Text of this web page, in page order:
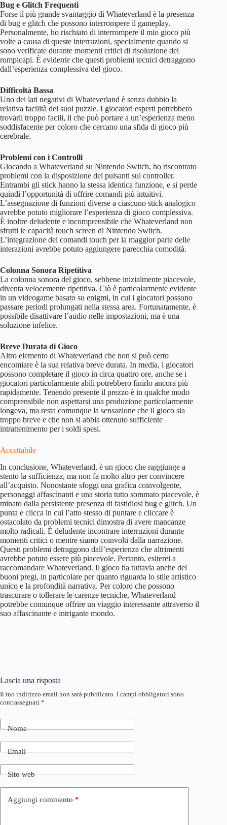
Bug e Glitch Frequenti
Forse il più grande svantaggio di Whateverland è la presenza
di bug e glitch che possono interrompere il gameplay.
Personalmente, ho rischiato di interrompere il mio gioco più
volte a causa di queste interruzioni, specialmente quando si
sono verificate durante momenti critici di risoluzione dei
rompicapi. È evidente che questi problemi tecnici detraggono
dall’esperienza complessiva del gioco.
Difficoltà Bassa
Uno dei lati negativi di Whateverland è senza dubbio la
relativa facilità dei suoi puzzle. I giocatori esperti potrebbero
trovarli troppo facili, il che può portare a un’esperienza meno
soddisfacente per coloro che cercano una sfida di gioco più
cerebrale.
Problemi con i Controlli
Giocando a Whateverland su Nintendo Switch, ho riscontrato
problemi con la disposizione dei pulsanti sul controller.
Entrambi gli stick hanno la stessa identica funzione, e si perde
quindi l’opportunità di offrire comandi più intuitivi.
L’assegnazione di funzioni diverse a ciascuno stick analogico
avrebbe potuto migliorare l’esperienza di gioco complessiva.
È inoltre deludente e incomprensibile che Whateverland non
sfrutti le capacità touch screen di Nintendo Switch.
L’integrazione dei comandi touch per la maggior parte delle
interazioni avrebbe potuto aggiungere parecchia comodità.
Colonna Sonora Ripetitiva
La colonna sonora del gioco, sebbene inizialmente piacevole,
diventa velocemente ripetitiva. Ciò è particolarmente evidente
in un videogame basato su enigmi, in cui i giocatori possono
passare periodi prolungati nella stessa area. Fortunatamente, è
possibile disattivare l’audio nelle impostazioni, ma è una
soluzione infelice.
Breve Durata di Gioco
Altro elemento di Whateverland che non si può certo
encomiare è la sua relativa breve durata. In media, i giocatori
possono completare il gioco in circa quattro ore, anche se i
giocatori particolarmente abili potrebbero finirlo ancora più
rapidamente. Tenendo presente il prezzo è in qualche modo
comprensibile non aspettarsi una produzione particolarmente
longeva, ma resta comunque la sensazione che il gioco sia
troppo breve e che non si abbia ottenuto sufficiente
intrattenimento per i soldi spesi.
Accettabile
In conclusione, Whateverland, è un gioco che raggiunge a
stento la sufficienza, ma non fa molto altro per convincere
all’acquisto. Nonostante sfoggi una grafica coinvolgente,
personaggi affascinanti e una storia tutto sommato piacevole, è
minato dalla persistente presenza di fastidiosi bug e glitch. Un
punta e clicca in cui l’atto stesso di puntare e cliccare è
ostacolato da problemi tecnici dimostra di avere mancanze
molto radicali. È deludente incontrare interruzioni durante
momenti critici o mentre siamo coinvolti dalla narrazione.
Questi problemi detraggono dall’esperienza che altrimenti
avrebbe potuto essere più piacevole. Pertanto, esiterei a
raccomandare Whateverland. Il gioco ha tuttavia anche dei
buoni pregi, in particolare per quanto riguarda lo stile artistico
unico e la profondità narrativa. Per coloro che possono
trascurare o tollerare le carenze tecniche, Whateverland
potrebbe comunque offrire un viaggio interessante attraverso il
suo affascinante e intrigante mondo.
Lascia una risposta
Il tuo indirizzo email non sarà pubblicato. I campi obbligatori sono
contrassegnati *
Nome
Email
Sito web
Aggiungi commento *